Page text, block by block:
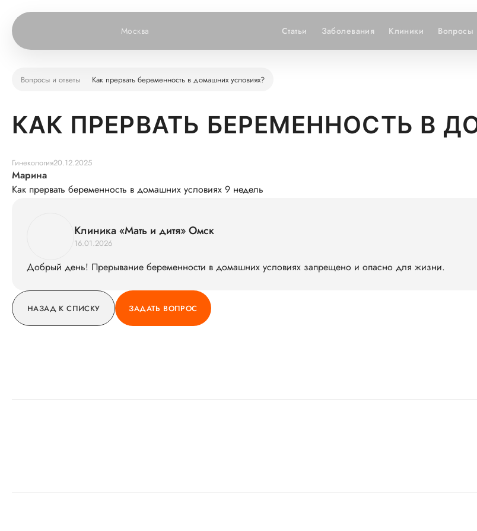
Москва Статьи Заболевания Клиники Вопросы
Вопросы и ответы Как прервать беременность в домашних условиях?
КАК ПРЕРВАТЬ БЕРЕМЕННОСТЬ В
Гинекология20.12.2025
Марина
Как прервать беременность в домашних условиях 9 недель
Клиника «Мать и дитя» Омск
16.01.2026
Добрый день! Прерывание беременности в домашних условиях запрещено и опасно для жизни.
НАЗАД К СПИСКУ ЗАДАТЬ ВОПРОС